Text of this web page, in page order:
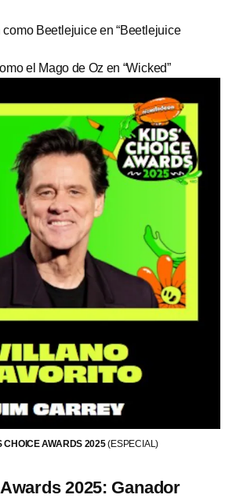
Beetlejuice en “Beetlejuice
el Mago de Oz en “Wicked”
CHOICE AWARDS 2025(ESPECIAL)
2025: Ganador